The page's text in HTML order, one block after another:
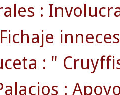
:
: "
: